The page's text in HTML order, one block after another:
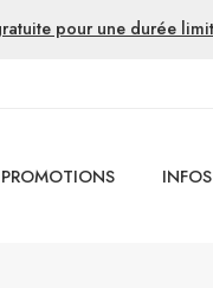
pour une durée